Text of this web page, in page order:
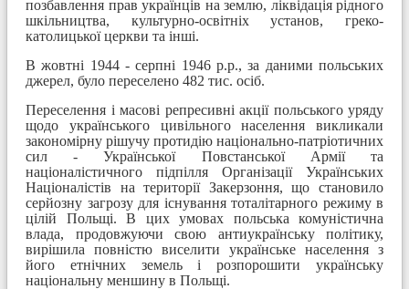
позбавлення прав українців на землю, ліквідація рідного
шкільництва, культурно-освітніх установ, греко-
католицької церкви та інші.
В жовтні 1944 - серпні 1946 р.р., за даними польських
джерел, було переселено 482 тис. осіб.
Переселення і масові репресивні акції польського уряду
щодо українського цивільного населення викликали
закономірну рішучу протидію національно-патріотичних
сил - Української Повстанської Армії та
націоналістичного підпілля Організації Українських
Націоналістів на території Закерзоння, що становило
серйозну загрозу для існування тоталітарного режиму в
цілій Польщі. В цих умовах польська комуністична
влада, продовжуючи свою антиукраїнську політику,
вирішила повністю виселити українське населення з
його етнічних земель і розпорошити українську
національну меншину в Польщі.